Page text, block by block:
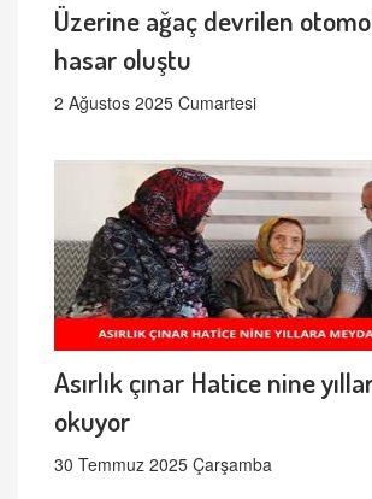
Üzerine ağaç devrilen
hasar oluştu
2 Ağustos 2025 Cumartesi
Asırlık çınar Hatice nine
okuyor
30 Temmuz 2025 Çarşamba